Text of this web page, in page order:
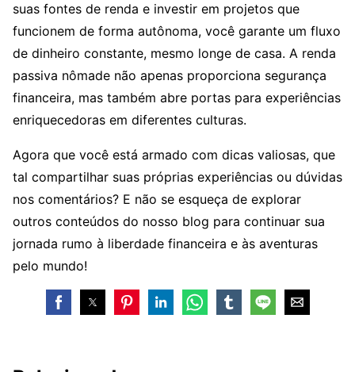
suas fontes de renda e investir em projetos que
funcionem de forma autônoma, você garante um fluxo
de dinheiro constante, mesmo longe de casa. A renda
passiva nômade não apenas proporciona segurança
financeira, mas também abre portas para experiências
enriquecedoras em diferentes culturas.
Agora que você está armado com dicas valiosas, que
tal compartilhar suas próprias experiências ou dúvidas
nos comentários? E não se esqueça de explorar
outros conteúdos do nosso blog para continuar sua
jornada rumo à liberdade financeira e às aventuras
pelo mundo!